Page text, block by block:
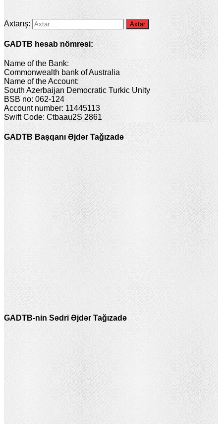
Axtarış:
GADTB hesab nömrəsi:
Name of the Bank:
Commonwealth bank of Australia
Name of the Account:
South Azerbaijan Democratic Turkic Unity
BSB no: 062-124
Account number: 11445113
Swift Code: Ctbaau2S 2861
GADTB Başqanı Əjdər Tağızadə
GADTB-nin Sədri Əjdər Tağızadə